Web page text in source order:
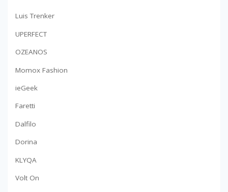
Luis Trenker
UPERFECT
OZEANOS
Momox Fashion
ieGeek
Faretti
Dalfilo
Dorina
KLYQA
Volt On